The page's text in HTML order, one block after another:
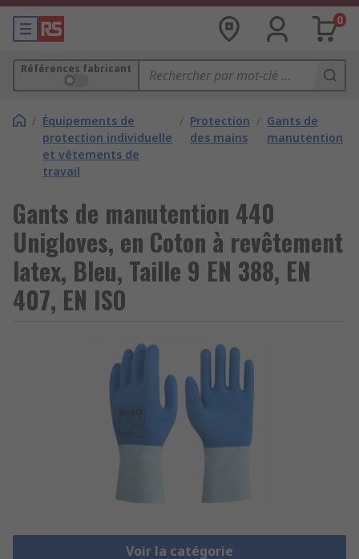
0
Références fabricant
/ Équipements de
protection individuelle
et vêtements de
travail
/ Protection
des mains
/ Gants de
manutention
Gants de manutention 440
Unigloves, en Coton à revêtement
latex, Bleu, Taille 9 EN 388, EN
407, EN ISO
Voir la catégorie